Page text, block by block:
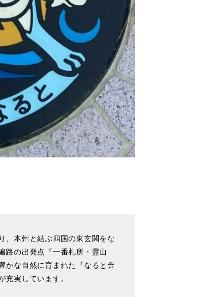
、本州と結ぶ四国の東玄関をな
路の出発点『一番札所・霊山
かな自然に育まれた『なると金
充実しています。